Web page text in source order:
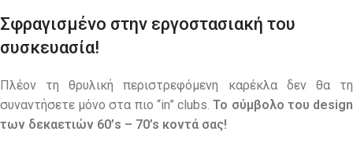
Σφραγισμένο στην εργοστασιακή του
συσκευασία!
Πλέον τη θρυλική περιστρεφόμενη καρέκλα δεν θα τη
συναντήσετε μόνο στα πιο “in” clubs.Το σύμβολο του design
των δεκαετιών 60’s – 70’s κοντά σας!